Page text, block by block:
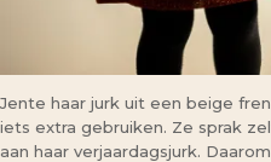
Jente haar jurk uit een beige
iets extra gebruiken. Ze sprak
aan haar verjaardagsjurk.